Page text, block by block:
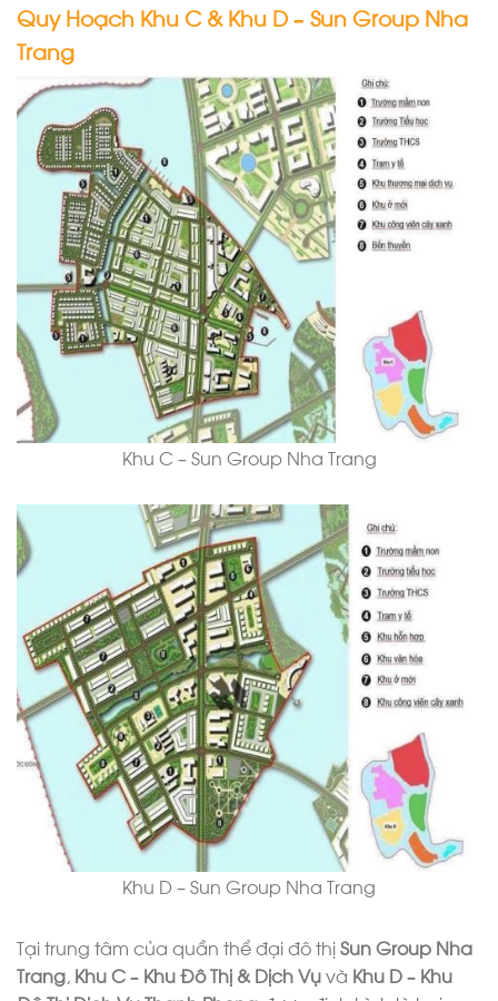
Quy Hoạch Khu C & Khu D – Sun Group Nha
Trang
Khu C – Sun Group Nha Trang
Khu D – Sun Group Nha Trang
Tại trung tâm của quần thể đại đô thịSun Group Nha
Trang, Khu C – Khu Đô Thị & Dịch Vụvà Khu D – Khu